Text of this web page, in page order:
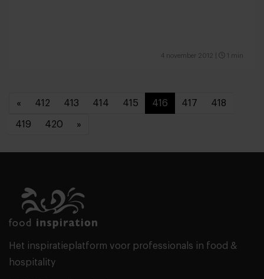
4 november 2012 1 min
« 412 413 414 415 416 417 418
419 420 »
Het inspiratieplatform voor professionals in food &
hospitality